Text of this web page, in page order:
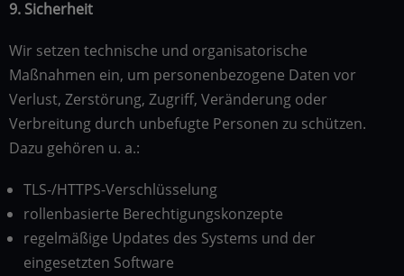
9. Sicherheit
Wir setzen technische und organisatorische
Maßnahmen ein, um personenbezogene Daten vor
Verlust, Zerstörung, Zugriff, Veränderung oder
Verbreitung durch unbefugte Personen zu schützen.
Dazu gehören u. a.:
TLS-/HTTPS-Verschlüsselung
rollenbasierte Berechtigungskonzepte
regelmäßige Updates des Systems und der
eingesetzten Software